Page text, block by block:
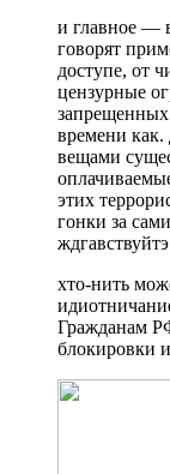
и главное —
говорят
доступе, от
цензурные
запрещенных
времени как.
вещами
этих
гонки за
хто-нить
Гражданам
блокировки